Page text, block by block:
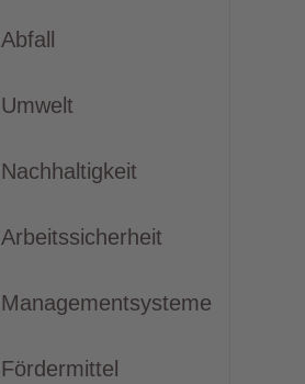
Abfall
Umwelt
Nachhaltigkeit
Arbeitssicherheit
Managementsysteme
Fördermittel